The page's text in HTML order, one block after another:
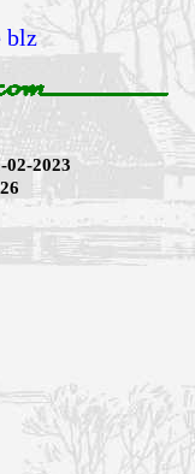
blz
2023